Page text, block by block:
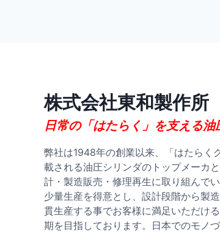
株式会社東和製作所
日常の「はたらく」を支える油
弊社は1948年の創業以来、「はたらく
載される油圧シリンダのトップメーカ
計・製造販売・修理再生に取り組んで
少量生産を得意とし、設計段階から製
貫生産する事でお客様に満足いただけ
期を目指しております。日本でのモノ